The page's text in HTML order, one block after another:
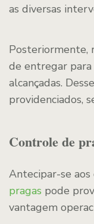
as diversas
Posteriormente,
de entregar
alcançadas.
providenciados,
Controle de
Antecipar-se
pragas pode
vantagem